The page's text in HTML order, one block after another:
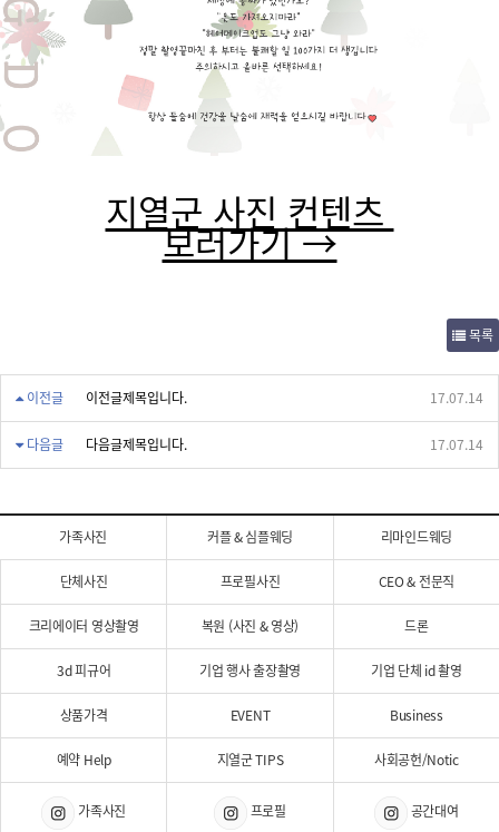
지열군 사진 컨텐츠
보러가기 →
목록
이전글 이전글제목입니다. 17.07.14
다음글 다음글제목입니다. 17.07.14
가족사진 커플 & 심플웨딩 리마인드웨딩
단체사진 프로필사진 CEO & 전문직
크리에이터 영상촬영 복원 (사진 & 영상) 드론
3d 피규어 기업 행사 출장촬영 기업 단체 id 촬영
상품가격 EVENT Business
예약 Help 지열군 TIPS 사회공헌/Notic
가족사진 프로필 공간대여